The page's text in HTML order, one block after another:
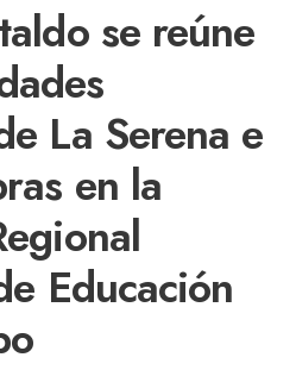
se reúne
La Serena e
en la
Educación